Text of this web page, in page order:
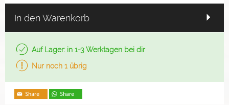
In den Warenkorb
Auf Lager: in 1-3 Werktagen bei dir
Nur noch 1 übrig